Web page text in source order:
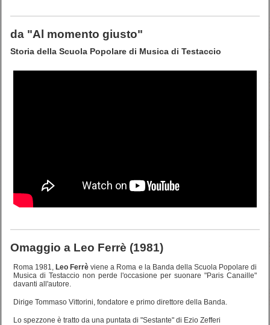
da "Al momento giusto"
Storia della Scuola Popolare di Musica di Testaccio
Omaggio a Leo Ferrè (1981)
Roma 1981, Leo Ferrè viene a Roma e la Banda della Scuola Popolare di
Musica di Testaccio non perde l'occasione per suonare "Paris Canaille"
davanti all'autore.
Dirige Tommaso Vittorini, fondatore e primo direttore della Banda.
Lo spezzone è tratto da una puntata di "Sestante" di Ezio Zefferi